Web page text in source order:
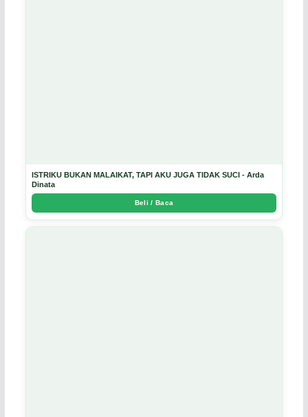
ISTRIKU BUKAN MALAIKAT, TAPI AKU JUGA TIDAK SUCI - Arda
Dinata
Beli / Baca